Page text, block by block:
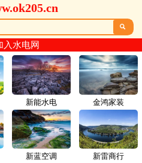

入水电网
新能水电 金鸿家装
新蓝空调 新雷商行